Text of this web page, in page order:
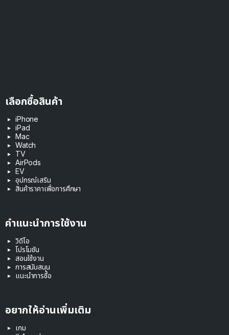
เลือกซื้อสินค้า
iPhone
iPad
Mac
Watch
TV
AirPods
EV
อุปกรณ์เสริม
สินค้าราคาเพื่อการศึกษา
คำแนะนำการใช้งาน
วิดีโอ
โปรโมชัน
สอนใช้งาน
การสนับสนุน
แนะนำการซื้อ
อยากให้อ่านเพิ่มเติม
เกม